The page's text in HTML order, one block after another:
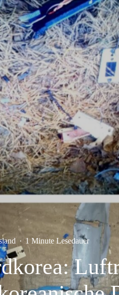
· 1 Minute Lesedauer